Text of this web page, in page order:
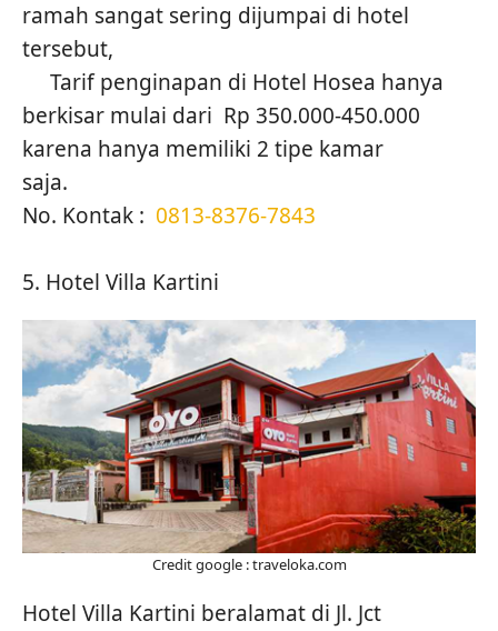
ramah sangat sering dijumpai di hotel
tersebut,
Tarif penginapan di Hotel Hosea hanya
berkisar mulai dari Rp 350.000-450.000
karena hanya memiliki 2 tipe kamar
saja.
No. Kontak : 0813-8376-7843
5. Hotel Villa Kartini
Credit google : traveloka.com
Hotel Villa Kartini beralamat di Jl. Jct